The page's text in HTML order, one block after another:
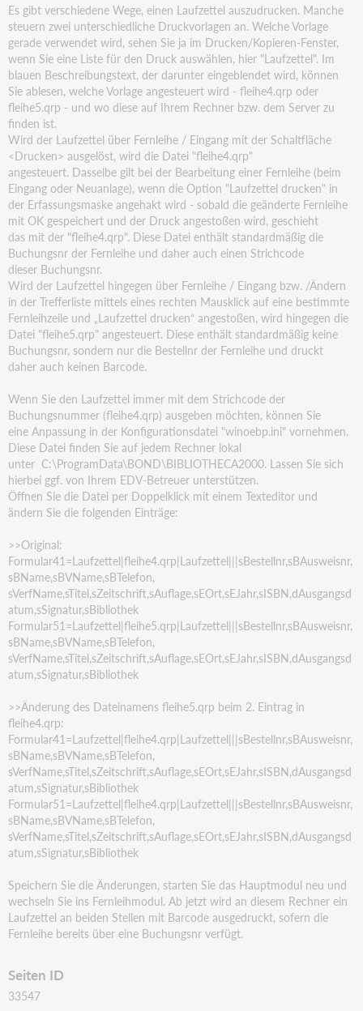
Es gibt verschiedene Wege, einen Laufzettel auszudrucken. Manche
steuern zwei unterschiedliche Druckvorlagen an. Welche Vorlage
gerade verwendet wird, sehen Sie ja im Drucken/Kopieren-Fenster,
wenn Sie eine Liste für den Druck auswählen, hier "Laufzettel". Im
blauen Beschreibungstext, der daruntereingeblendet wird, können
Sie ablesen, welche Vorlage angesteuert wird - fleihe4.qrp oder
fleihe5.qrp - und wo diese auf Ihrem Rechner bzw. dem Server zu
finden ist.
Wird der Laufzettel über Fernleihe / Eingang mit der Schaltfläche
<Drucken> ausgelöst, wird die Datei "fleihe4.qrp"
angesteuert. Dasselbe gilt bei der Bearbeitung einer Fernleihe (beim
Eingang oder Neuanlage), wenn die Option "Laufzettel drucken" in
der Erfassungsmaske angehakt wird - sobald die geänderte Fernleihe
mit OK gespeichert und der Druck angestoßen wird, geschieht
das mit der "fleihe4.qrp". Diese Datei enthält standardmäßig die
Buchungsnr der Fernleihe und daher auch einen Strichcode
dieser Buchungsnr.
Wird der Laufzettel hingegen über Fernleihe / Eingang bzw. /Ändern
in der Trefferliste mittels eines rechten Mausklick auf eine bestimmte
Fernleihzeile und „Laufzettel drucken“ angestoßen, wird hingegendie
Datei "fleihe5.qrp" angesteuert. Diese enthält standardmäßig keine
Buchungsnr, sondern nur die Bestellnr der Fernleihe und druckt
daher auch keinen Barcode.
Wenn Sie den Laufzettel immer mit dem Strichcode der
Buchungsnummer (fleihe4.qrp) ausgeben möchten, können Sie
eine Anpassung in der Konfigurationsdatei "winoebp.ini" vornehmen.
Diese Dateifinden Sie auf jedem Rechner lokal
unter C:\ProgramData\BOND\BIBLIOTHECA2000. Lassen Sie sich
hierbei ggf. von Ihrem EDV-Betreuer unterstützen.
Öffnen Sie die Datei per Doppelklick mit einem Texteditor und
ändern Sie die folgenden Einträge:
>>Original:
Formular41=Laufzettel|fleihe4.qrp|Laufzettel|||sBestellnr,sBAusweisnr,
sBName,sBVName,sBTelefon,
sVerfName,sTitel,sZeitschrift,sAuflage,sEOrt,sEJahr,sISBN,dAusgangsd
atum,sSignatur,sBibliothek
Formular51=Laufzettel|fleihe5.qrp|Laufzettel|||sBestellnr,sBAusweisnr,
sBName,sBVName,sBTelefon,
sVerfName,sTitel,sZeitschrift,sAuflage,sEOrt,sEJahr,sISBN,dAusgangsd
atum,sSignatur,sBibliothek
>>Änderung des Dateinamens fleihe5.qrp beim 2. Eintrag in
fleihe4.qrp:
Formular41=Laufzettel|fleihe4.qrp|Laufzettel|||sBestellnr,sBAusweisnr,
sBName,sBVName,sBTelefon,
sVerfName,sTitel,sZeitschrift,sAuflage,sEOrt,sEJahr,sISBN,dAusgangsd
atum,sSignatur,sBibliothek
Formular51=Laufzettel|fleihe4.qrp|Laufzettel|||sBestellnr,sBAusweisnr,
sBName,sBVName,sBTelefon,
sVerfName,sTitel,sZeitschrift,sAuflage,sEOrt,sEJahr,sISBN,dAusgangsd
atum,sSignatur,sBibliothek
Speichern Sie die Änderungen, starten Sie das Hauptmodul neu und
wechseln Sie ins Fernleihmodul. Ab jetzt wird an diesem Rechner ein
Laufzettel an beiden Stellen mit Barcode ausgedruckt, sofern die
Fernleihe bereits über eine Buchungsnr verfügt.
Seiten ID
33547